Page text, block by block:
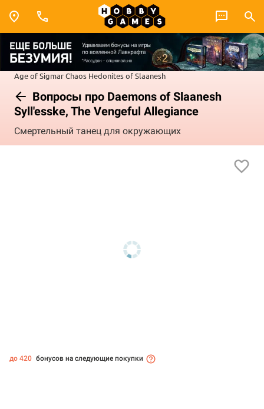
Age of SigmarChaos Hedonites of Slaanesh
Вопросы про Daemons of Slaanesh
Syll'esske, The Vengeful Allegiance
Смертельный танец для окружающих
до 420 бонусов на следующие покупки